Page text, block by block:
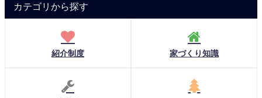
カテゴリから探す
紹介制度 家づくり知識